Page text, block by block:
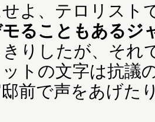
よ、テロリスト
ることもあるジ
りしたが、それ
トの文字は抗議
前で声をあげた